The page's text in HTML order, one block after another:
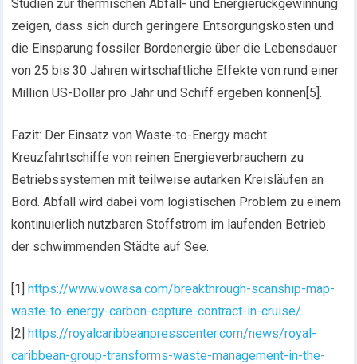
Studien zur thermischen Abfall- und Energierückgewinnung
zeigen, dass sich durch geringere Entsorgungskosten und
die Einsparung fossiler Bordenergie über die Lebensdauer
von 25 bis 30 Jahren wirtschaftliche Effekte von rund einer
Million US-Dollar pro Jahr und Schiff ergeben können[5].
Fazit: Der Einsatz von Waste-to-Energy macht
Kreuzfahrtschiffe von reinen Energieverbrauchern zu
Betriebssystemen mit teilweise autarken Kreisläufen an
Bord. Abfall wird dabei vom logistischen Problem zu einem
kontinuierlich nutzbaren Stoffstrom im laufenden Betrieb
der schwimmenden Städte auf See.
[1]https://www.vowasa.com/breakthrough-scanship-map-
waste-to-energy-carbon-capture-contract-in-cruise/
[2]https://royalcaribbeanpresscenter.com/news/royal-
caribbean-group-transforms-waste-management-in-the-